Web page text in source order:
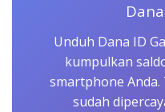
Unduh Dana ID
kumpulkan
smartphone
sudah